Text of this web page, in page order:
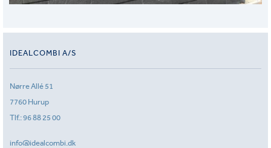
IDEALCOMBI A/S
Nørre Allé 51
7760 Hurup
Tlf.:96 88 25 00
info@idealcombi.dk